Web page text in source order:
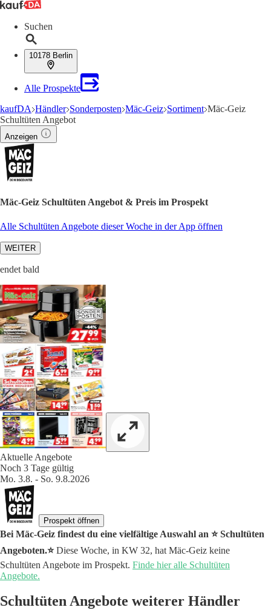
Suchen
10178 Berlin
Alle Prospekte
kaufDA Händler Sonderposten Mäc-Geiz Sortiment Mäc-Geiz
Schultüten Angebot
Anzeigen
Mäc-Geiz Schultüten Angebot & Preis im Prospekt
Alle Schultüten Angebote dieser Woche in der App öffnen
WEITER
endet bald
Aktuelle Angebote
Noch 3 Tage gültig
Mo. 3.8. - So. 9.8.2026
Prospekt öffnen
Bei Mäc-Geiz findest du eine vielfältige Auswahl an ⭐️ Schultüten
Angeboten.⭐️Diese Woche, in KW 32, hat Mäc-Geiz keine
Schultüten Angebote im Prospekt. Finde hier alle Schultüten
Angebote.
Schultüten Angebote weiterer Händler